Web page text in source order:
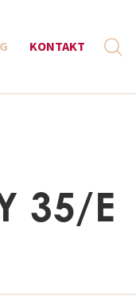
KONTAKT
35/E